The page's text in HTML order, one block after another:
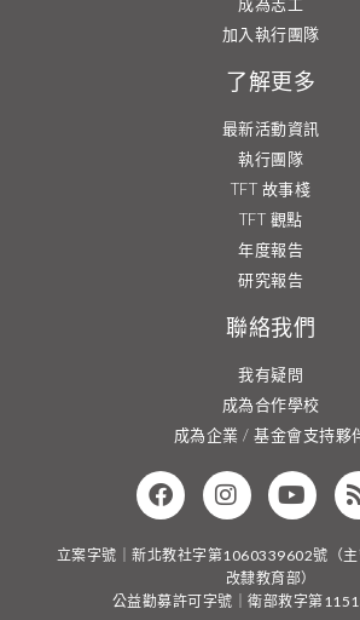
加入執行團隊
了解更多
最新活動資訊
執行團隊
TFT 故事棧
TFT 觀點
年度報告
研究報告
聯絡我們
我有疑問
成為合作學校
成為企業 / 基金會支持夥
立案字號｜新北教社字第1060339602號（
改隸教育部）
公益勸募許可字號｜衛部救字第